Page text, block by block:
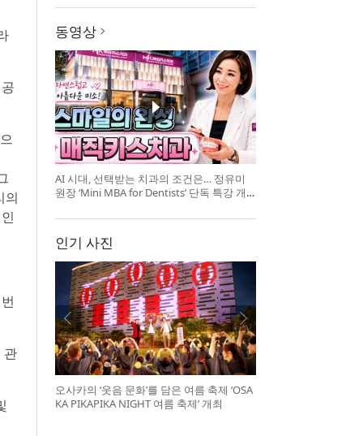
의
관
동영상
AI 시대, 선택받는 치과의 조건은… 정유미
원장 ‘Mini MBA for Dentists’ 단독 특강 개
인기 사진
오사카의 ‘웃음 문화’를 담은 여름 축제 ‘OSA
KA PIKAPIKA NIGHT 여름 축제’ 개최